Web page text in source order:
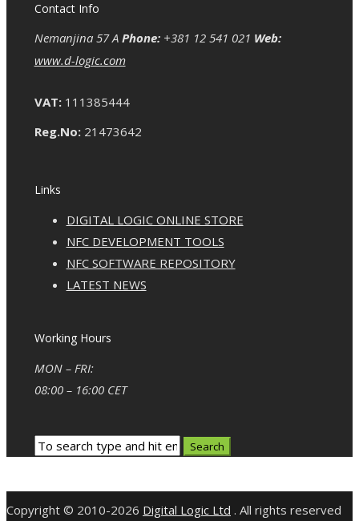
Contact Info
Nemanjina 57 A Phone:+381 12 541 021 Web:
www.d-logic.com
VAT:111385444
Reg.No:21473642
Links
DIGITAL LOGIC ONLINE STORE
NFC DEVELOPMENT TOOLS
NFC SOFTWARE REPOSITORY
LATEST NEWS
Working Hours
MON – FRI:
08:00 – 16:00 CET
Copyright © 2010-2026 Digital Logic Ltd . All rights reserved